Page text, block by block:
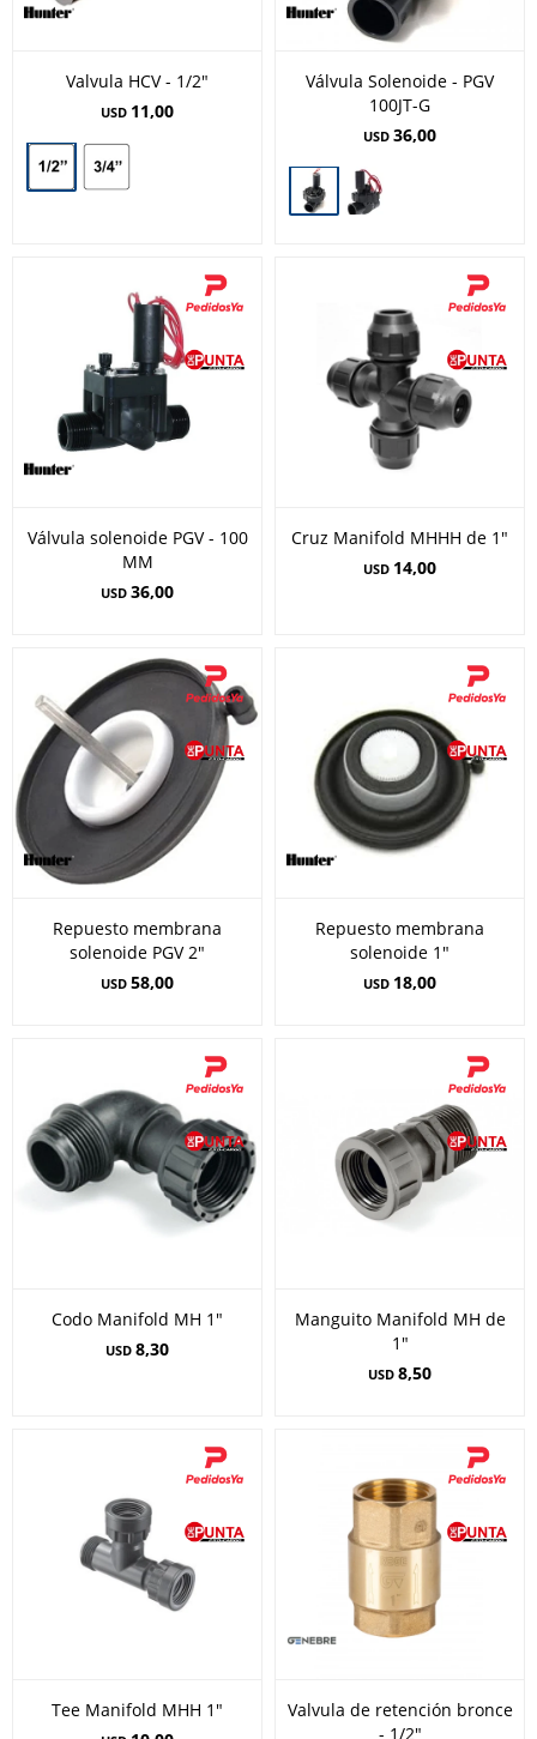
Valvula HCV - 1/2"
USD 11,00
Válvula Solenoide - PGV
100JT-G
USD 36,00
Válvula solenoide PGV - 100
MM
USD 36,00
Cruz Manifold MHHH de 1"
USD 14,00
Repuesto membrana
solenoide PGV 2"
USD 58,00
Repuesto membrana
solenoide 1"
USD 18,00
Codo Manifold MH 1"
USD 8,30
Manguito Manifold MH de
1"
USD 8,50
Tee Manifold MHH 1"
Valvula de retención bronce
- 1/2"